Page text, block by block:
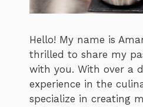
Hello! My name is
thrilled to share my
with you. With over a
experience in the
specialize in creating